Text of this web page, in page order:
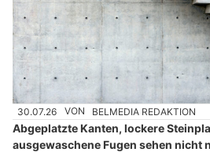
30.07.26 VON BELMEDIA REDAKTION
Abgeplatzte Kanten, lockere
ausgewaschene Fugen sehen nicht